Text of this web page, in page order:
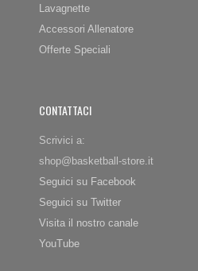
Lavagnette
Accessori Allenatore
Offerte Speciali
CONTATTACI
Scrivici a:
shop@basketball-store.it
Seguici su Facebook
Seguici su Twitter
Visita il nostro canale
YouTube